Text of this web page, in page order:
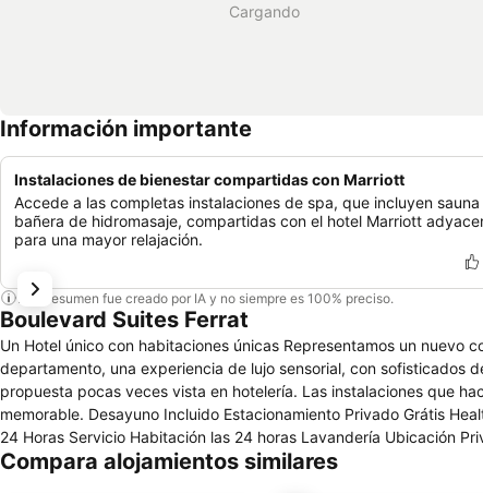
Cargando
Información importante
Instalaciones de bienestar compartidas con Marriott
Accede a las completas instalaciones de spa, que incluyen
bañera de hidromasaje, compartidas con el hotel Marriott
para una mayor relajación.
Este resumen fue creado por IA y no siempre es 100% preciso.
Boulevard Suites Ferrat
Un Hotel único con habitaciones únicas Representamos un
departamento, una experiencia de lujo sensorial, con sofisticados
propuesta pocas veces vista en hotelería. Las instalaciones que hacen de nuestro Hotel la mejor alternativa para una estadía prolongada, cómoda y
memorable. Desayuno Incluido Estacionamiento Privado Grátis Health Club & Fitness Center Internet Wi Fi Caja Seguridad Notebook Size Recepción
24 Horas Servicio Habitación las 24 horas Lavandería Ubicación Privilegiada Ubicado en los pisos superiores de la torre mayor del Complejo
Boulevard Kennedy (pisos 26 al 39) destaca su diseño de
Compara alojamientos similares